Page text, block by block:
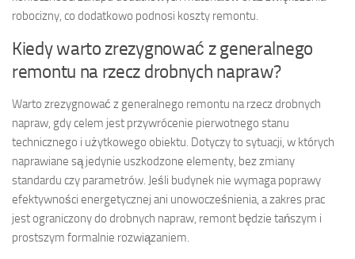
robocizny, co dodatkowo podnosi koszty remontu.
Kiedy warto zrezygnować z generalnego
remontu na rzecz drobnych napraw?
Warto zrezygnować z generalnego remontu na rzecz drobnych
napraw, gdy celem jest przywrócenie pierwotnego stanu
technicznego i użytkowego obiektu. Dotyczy to sytuacji, w których
naprawiane są jedynie uszkodzone elementy, bez zmiany
standardu czy parametrów. Jeśli budynek nie wymaga poprawy
efektywności energetycznej ani unowocześnienia, a zakres prac
jest ograniczony do drobnych napraw, remont będzie tańszym i
prostszym formalnie rozwiązaniem.